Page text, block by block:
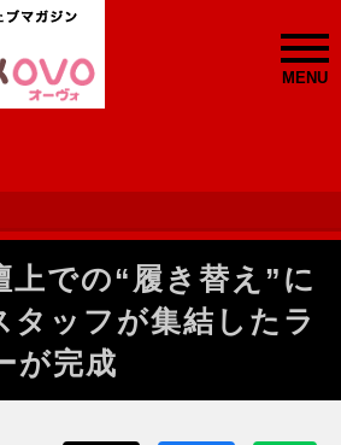
MENU
上での“履き替え”に
ッフが集結したラ
が完成